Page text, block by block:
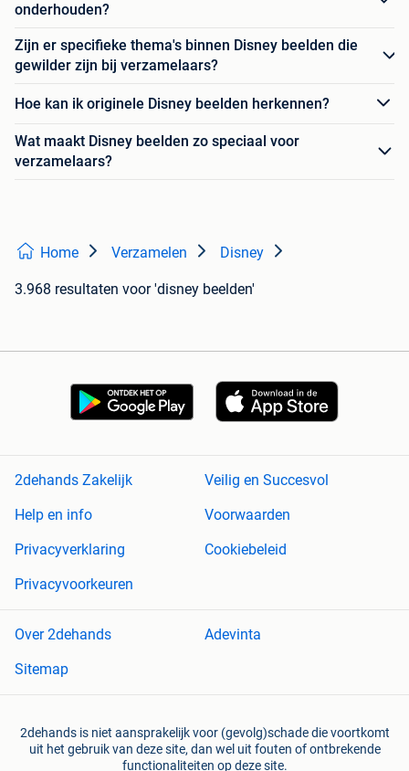
onderhouden?
Zijn er specifieke thema's binnen Disney beelden die
gewilder zijn bij verzamelaars?
Hoe kan ik originele Disney beelden herkennen?
Wat maakt Disney beelden zo speciaal voor
verzamelaars?
Home Verzamelen Disney
3.968 resultaten voor 'disney beelden'
2dehands Zakelijk
Veilig en Succesvol
Help en info
Voorwaarden
Privacyverklaring
Cookiebeleid
Privacyvoorkeuren
Over 2dehands
Adevinta
Sitemap
2dehands is niet aansprakelijk voor (gevolg)schade die voortkomt
uit het gebruik van deze site, dan wel uit fouten of ontbrekende
functionaliteiten op deze site.